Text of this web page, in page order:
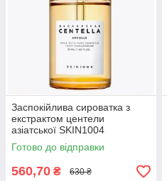
Заспокійлива сироватка з
екстрактом центели
азіатської SKIN1004
Madagascar Centella Ampoule
55 мл
Готово до відправки
560,70 ₴ 630 ₴